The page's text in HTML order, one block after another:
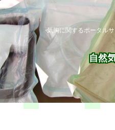
気胸に関するポータル
自然